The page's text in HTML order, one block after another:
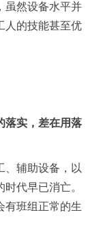
虽然设备水平并
人的技能甚至优
落实，差在用落
、辅助设备，以
代早已消亡。
有班组正常的生